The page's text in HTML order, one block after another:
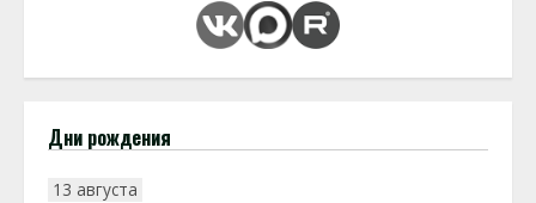
Дни рождения
13 августа